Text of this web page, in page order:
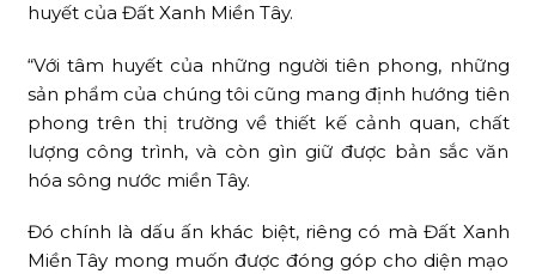
huyết của Đất Xanh Miền Tây.
“Với tâm huyết của những người tiên phong, những
sản phẩm của chúng tôi cũng mang định hướng tiên
phong trên thị trường về thiết kế cảnh quan, chất
lượng công trình, và còn gìn giữ được bản sắc văn
hóa sông nước miền Tây.
Đó chính là dấu ấn khác biệt, riêng có mà Đất Xanh
Miền Tây mong muốn được đóng góp cho diện mạo